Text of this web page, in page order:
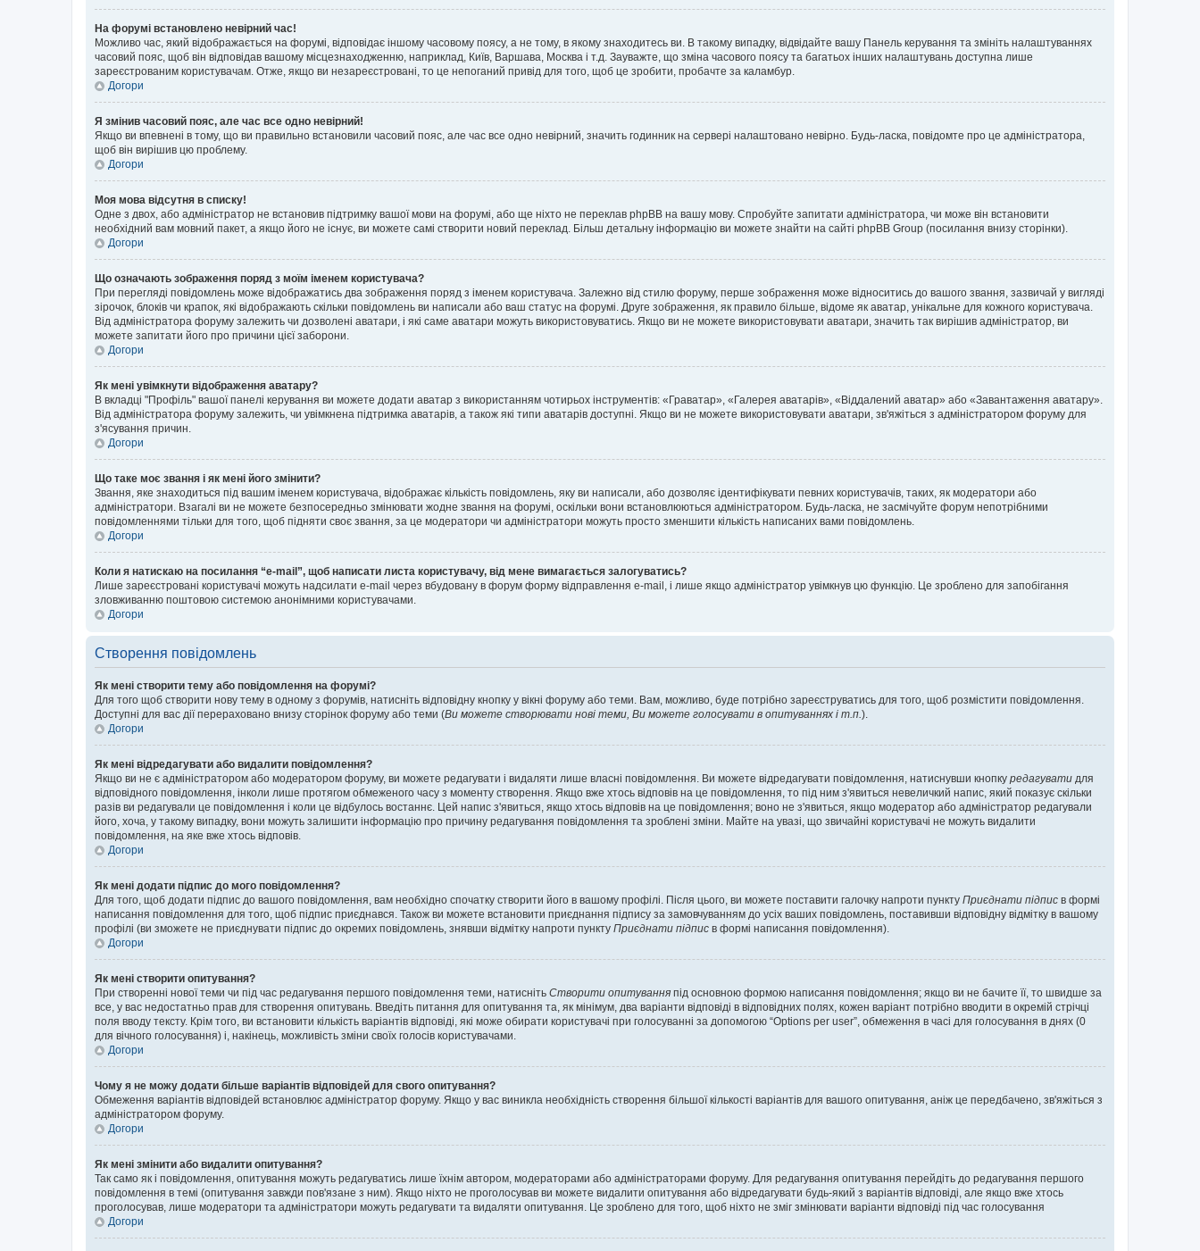
На форумі встановлено невірний час!
Можливо час, який відображається на форумі, відповідає іншому часовому поясу, а не тому, в якому знаходитесь ви. В такому випадку, відвідайте вашу Панель керування та змініть налаштуваннях
часовий пояс, щоб він відповідав вашому місцезнаходженню, наприклад, Київ, Варшава, Москва і т.д. Зауважте, що зміна часового поясу та багатьох інших налаштувань доступна лише
зареєстрованим користувачам. Отже, якщо ви незареєстровані, то це непоганий привід для того, щоб це зробити, пробачте за каламбур.
Догори
Я змінив часовий пояс, але час все одно невірний!
Якщо ви впевнені в тому, що ви правильно встановили часовий пояс, але час все одно невірний, значить годинник на сервері налаштовано невірно. Будь-ласка, повідомте про це адміністратора,
щоб він вирішив цю проблему.
Догори
Моя мова відсутня в списку!
Одне з двох, або адміністратор не встановив підтримку вашої мови на форумі, або ще ніхто не переклав phpBB на вашу мову. Спробуйте запитати адміністратора, чи може він встановити
необхідний вам мовний пакет, а якщо його не існує, ви можете самі створити новий переклад. Більш детальну інформацію ви можете знайти на сайті phpBB Group (посилання внизу сторінки).
Догори
Що означають зображення поряд з моїм іменем користувача?
При перегляді повідомлень може відображатись два зображення поряд з іменем користувача. Залежно від стилю форуму, перше зображення може відноситись до вашого звання, зазвичай у вигляді
зірочок, блоків чи крапок, які відображають скільки повідомлень ви написали або ваш статус на форумі. Друге зображення, як правило більше, відоме як аватар, унікальне для кожного користувача.
Від адміністратора форуму залежить чи дозволені аватари, і які саме аватари можуть використовуватись. Якщо ви не можете використовувати аватари, значить так вирішив адміністратор, ви
можете запитати його про причини цієї заборони.
Догори
Як мені увімкнути відображення аватару?
В вкладці "Профіль" вашої панелі керування ви можете додати аватар з використанням чотирьох інструментів: «Граватар», «Галерея аватарів», «Віддалений аватар» або «Завантаження аватару».
Від адміністратора форуму залежить, чи увімкнена підтримка аватарів, а також які типи аватарів доступні. Якщо ви не можете використовувати аватари, зв'яжіться з адміністратором форуму для
з'ясування причин.
Догори
Що таке моє звання і як мені його змінити?
Звання, яке знаходиться під вашим іменем користувача, відображає кількість повідомлень, яку ви написали, або дозволяє ідентифікувати певних користувачів, таких, як модератори або
адміністратори. Взагалі ви не можете безпосередньо змінювати жодне звання на форумі, оскільки вони встановлюються адміністратором. Будь-ласка, не засмічуйте форум непотрібними
повідомленнями тільки для того, щоб підняти своє звання, за це модератори чи адміністратори можуть просто зменшити кількість написаних вами повідомлень.
Догори
Коли я натискаю на посилання “e-mail”, щоб написати листа користувачу, від мене вимагається залогуватись?
Лише зареєстровані користувачі можуть надсилати e-mail через вбудовану в форум форму відправлення e-mail, і лише якщо адміністратор увімкнув цю функцію. Це зроблено для запобігання
зловживанню поштовою системою анонімними користувачами.
Догори
Створення повідомлень
Як мені створити тему або повідомлення на форумі?
Для того щоб створити нову тему в одному з форумів, натисніть відповідну кнопку у вікні форуму або теми. Вам, можливо, буде потрібно зареєструватись для того, щоб розмістити повідомлення.
Доступні для вас дії перераховано внизу сторінок форуму або теми (Ви можете створювати нові теми, Ви можете голосувати в опитуваннях і т.п. ).
Догори
Як мені відредагувати або видалити повідомлення?
Якщо ви не є адміністратором або модератором форуму, ви можете редагувати і видаляти лише власні повідомлення. Ви можете відредагувати повідомлення, натиснувши кнопку редагувати для
відповідного повідомлення, інколи лише протягом обмеженого часу з моменту створення. Якщо вже хтось відповів на це повідомлення, то під ним з'явиться невеличкий напис, який показує скільки
разів ви редагували це повідомлення і коли це відбулось востаннє. Цей напис з'явиться, якщо хтось відповів на це повідомлення; воно не з'явиться, якщо модератор або адміністратор редагували
його, хоча, у такому випадку, вони можуть залишити інформацію про причину редагування повідомлення та зроблені зміни. Майте на увазі, що звичайні користувачі не можуть видалити
повідомлення, на яке вже хтось відповів.
Догори
Як мені додати підпис до мого повідомлення?
Для того, щоб додати підпис до вашого повідомлення, вам необхідно спочатку створити його в вашому профілі. Після цього, ви можете поставити галочку напроти пункту Приєднати підпис в формі
написання повідомлення для того, щоб підпис приєднався. Також ви можете встановити приєднання підпису за замовчуванням до усіх ваших повідомлень, поставивши відповідну відмітку в вашому
профілі (ви зможете не приєднувати підпис до окремих повідомлень, знявши відмітку напроти пункту Приєднати підпис в формі написання повідомлення).
Догори
Як мені створити опитування?
При створенні нової теми чи під час редагування першого повідомлення теми, натисніть Створити опитування під основною формою написання повідомлення; якщо ви не бачите її, то швидше за
все, у вас недостатньо прав для створення опитувань. Введіть питання для опитування та, як мінімум, два варіанти відповіді в відповідних полях, кожен варіант потрібно вводити в окремій стрічці
поля вводу тексту. Крім того, ви встановити кількість варіантів відповіді, які може обирати користувачі при голосуванні за допомогою “Options per user”, обмеження в часі для голосування в днях (0
для вічного голосування) і, накінець, можливість зміни своїх голосів користувачами.
Догори
Чому я не можу додати більше варіантів відповідей для свого опитування?
Обмеження варіантів відповідей встановлює адміністратор форуму. Якщо у вас виникла необхідність створення більшої кількості варіантів для вашого опитування, аніж це передбачено, зв'яжіться з
адміністратором форуму.
Догори
Як мені змінити або видалити опитування?
Так само як і повідомлення, опитування можуть редагуватись лише їхнім автором, модераторами або адміністраторами форуму. Для редагування опитування перейдіть до редагування першого
повідомлення в темі (опитування завжди пов'язане з ним). Якщо ніхто не проголосував ви можете видалити опитування або відредагувати будь-який з варіантів відповіді, але якщо вже хтось
проголосував, лише модератори та адміністратори можуть редагувати та видаляти опитування. Це зроблено для того, щоб ніхто не зміг змінювати варіанти відповіді під час голосування
Догори